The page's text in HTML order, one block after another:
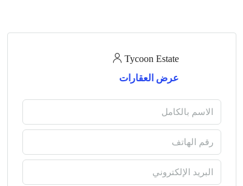
Tycoon Estate
عرض العقارات